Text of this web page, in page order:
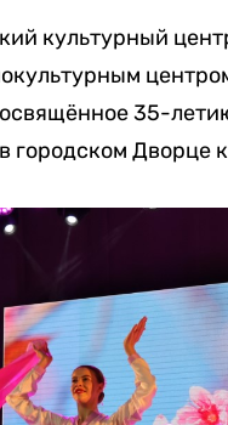
культурный
35-
городском Дворце